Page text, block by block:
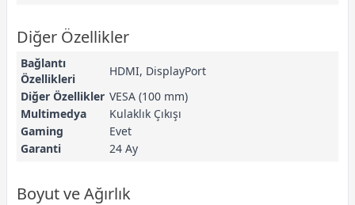
Diğer Özellikler
Bağlantı
Özellikleri
HDMI, DisplayPort
Diğer Özellikler VESA (100 mm)
Multimedya
Kulaklık Çıkışı
Gaming
Evet
Garanti
24 Ay
Boyut ve Ağırlık